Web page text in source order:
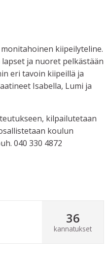
kiipeilyteline.
ja nuoret pelkästään
eri tavoin kiipeillä ja
Isabella, Lumi ja
kilpailutetaan
koulun
040 330 4872
36
kannatukset